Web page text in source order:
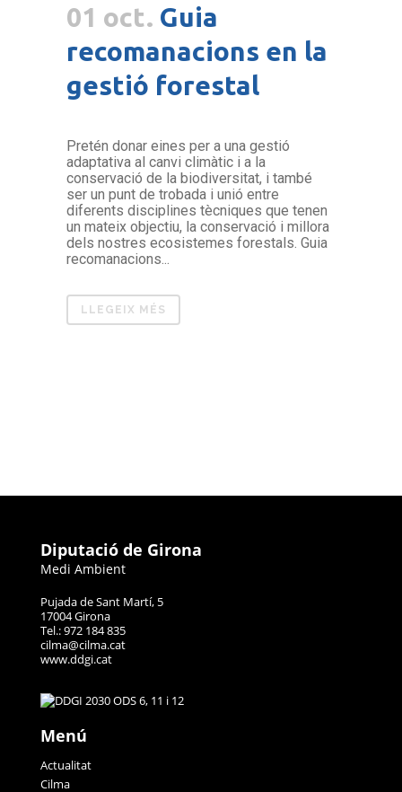
01 oct. Guia
recomanacions en la
gestió forestal
Pretén donar eines per a una gestió
adaptativa al canvi climàtic i a la
conservació de la biodiversitat, i també
ser un punt de trobada i unió entre
diferents disciplines tècniques que tenen
un mateix objectiu, la conservació i millora
dels nostres ecosistemes forestals. Guia
recomanacions...
LLEGEIX MÉS
Diputació de Girona
Medi Ambient
Pujada de Sant Martí, 5
17004 Girona
Tel.: 972 184 835
cilma@cilma.cat
www.ddgi.cat
Menú
Actualitat
Cilma